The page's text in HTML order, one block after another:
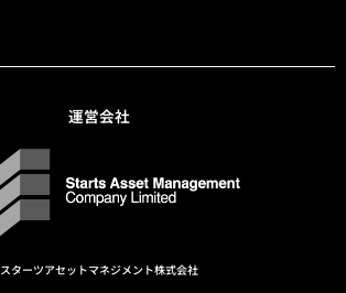
運営会社
スターツアセットマネジメント株式会社